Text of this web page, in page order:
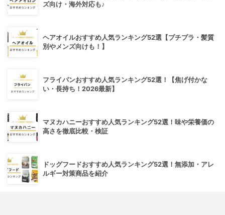
ズ向け・海外対応も♪
ヘアオイルおすすめ人気ランキング52選【プチプラ・髪質
別やメンズ向けも！】
フライパンおすすめ人気ランキング52選！【焦げ付かな
い・長持ち！2026最新】
マヌカハニーおすすめ人気ランキング52選！味や栄養価の
高さを徹底比較・検証
ドッグフードおすすめ人気ランキング52選！無添加・アレ
ルギー対策商品を紹介